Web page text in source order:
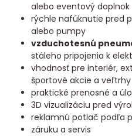
alebo eventový doplnok
rýchle nafúknutie pred
alebo pumpy
vzduchotesnú
stáleho pripojenia k
vhodnosť pre interiér,
športové akcie a veľtrhy
praktické prenosné a
3D vizualizáciu pred
reklamnú potlač podľa
záruku a servis